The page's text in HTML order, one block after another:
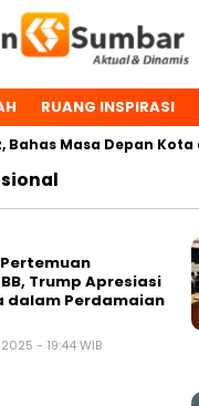
RUANG INSPIRASI
Masa Depan Kota
Trump Apresiasi
dalam Perdamaian
- 19:44 WIB